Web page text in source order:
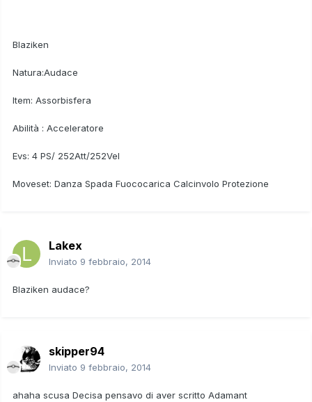
Blaziken
Natura:Audace
Item: Assorbisfera
Abilità : Acceleratore
Evs: 4 PS/ 252Att/252Vel
Moveset: Danza Spada Fuococarica Calcinvolo Protezione
Lakex
Inviato 9 febbraio, 2014
Blaziken audace?
skipper94
Inviato 9 febbraio, 2014
ahaha scusa Decisa pensavo di aver scritto Adamant